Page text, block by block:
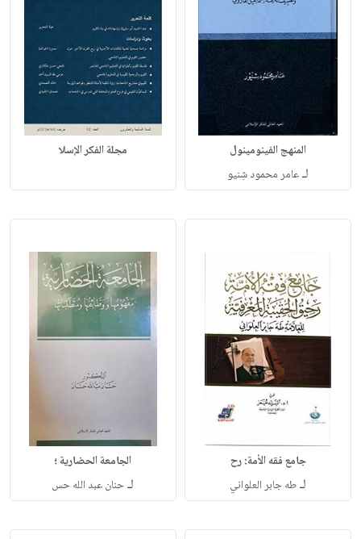
المنهج الفينومينول
لـعامر محمود شِنيو
مجلة الفكر الإسلا
جامع فقه الأمة: رح
لـطه جابر العلواني
الجامعة الحضارية ؛
لـحنان عبد الله حس